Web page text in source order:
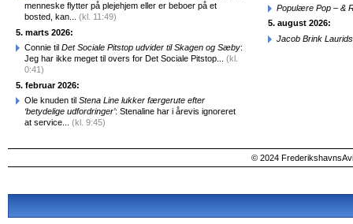
menneske flytter på plejehjem eller er beboer på et
bosted, kan... (kl. 11:49)
5. marts 2026:
Connie til Det Sociale Pitstop udvider til Skagen og Sæby:
Jeg har ikke meget til overs for Det Sociale Pitstop... (kl.
0:41)
5. februar 2026:
Ole knuden til Stena Line lukker færgerute efter
‘betydelige udfordringer’: Stenaline har i årevis ignoreret
at service... (kl. 9:45)
Populære Pop – &
5. august 2026:
Jacob Brink
© 2024